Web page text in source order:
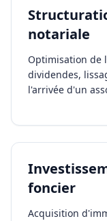
notariale
Optimisation de
dividendes,
l'arrivée d'un
foncier
Acquisition